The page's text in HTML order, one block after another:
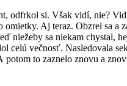
odfrkol si. Však vidí, nie?
Aj teraz. Obzrel sa
niežeby sa niekam
celú večnosť. Nasledovala
to zaznelo znovu a